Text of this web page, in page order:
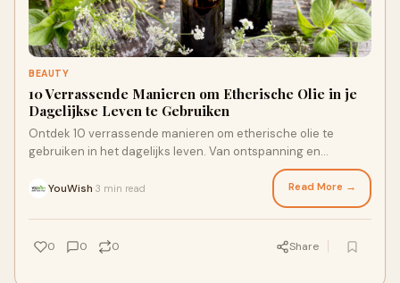
BEAUTY
10 Verrassende Manieren om Etherische Olie in je
Dagelijkse Leven te Gebruiken
Ontdek 10 verrassende manieren om etherische olie te
gebruiken in het dagelijks leven. Van ontspanning en
huidverzorging tot schoonmaak en DIY-projecten. Praktische
tips en inspiratie voor iedereen die meer wil doen met
YouWish 3 min read Read More →
0 0 0 Share